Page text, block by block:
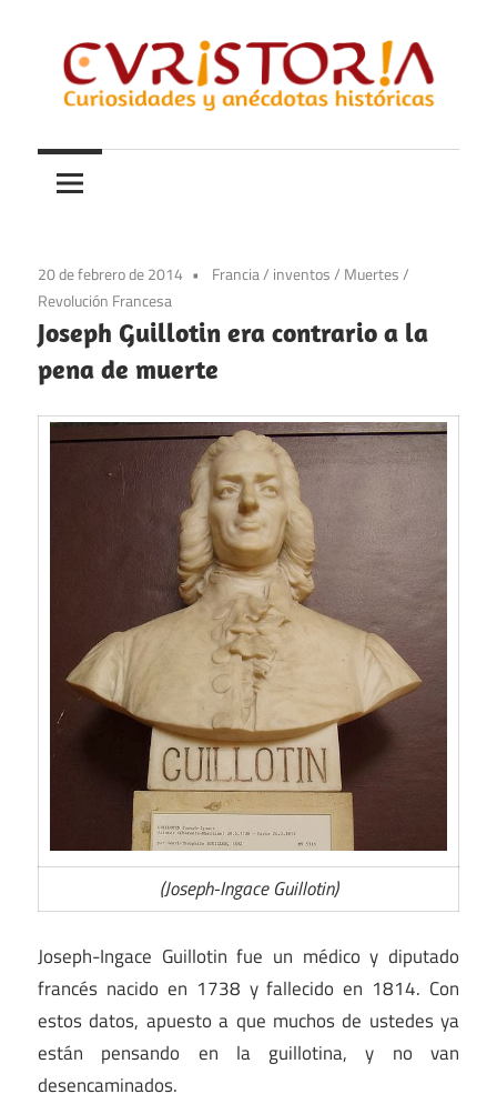
contenido
Curistoria
y
anécdotas
historia
20 de febrero de 2014 Francia/ inventos/ Muertes/
Revolución Francesa
Joseph Guillotin era contrario a la
pena de muerte
(Joseph-Ingace Guillotin)
Joseph-Ingace Guillotin fue un médico y diputado
francés nacido en 1738 y fallecido en 1814. Con
estos datos, apuesto a que muchos de ustedes ya
están pensando en la guillotina, y no van
desencaminados.